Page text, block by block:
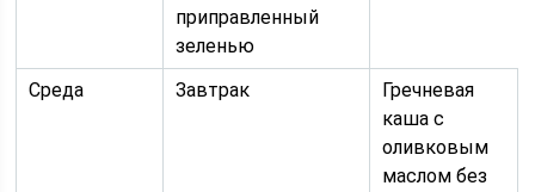
приправленный
зеленью
Среда
Завтрак
Гречневая
каша с
оливковым
маслом без